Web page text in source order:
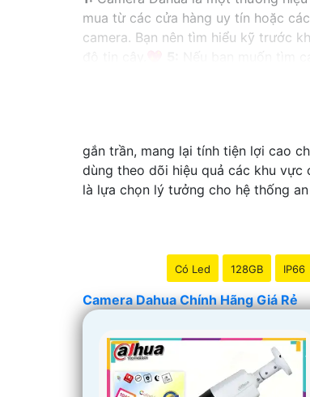
mua từ các cửa hàng uy tín hoặc
camera. Bạn nên tìm hiểu kỹ trước
Hy vọng rằng những thông tin trên
gắn trần, mang lại tính tiện lợi cao
dùng theo dõi hiệu quả các khu vực
là lựa chọn lý tưởng cho hệ thống
Có Led 128GB IP66
Camera Dahua Chính Hãng Giá Rẻ